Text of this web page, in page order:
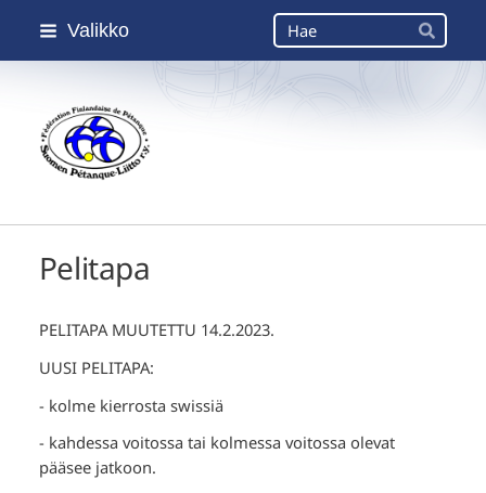
Siirry
Valikko Haku
Hae
Suomen Petanque-Liitto
Pelitapa
PELITAPA MUUTETTU 14.2.2023.
UUSI PELITAPA:
- kolme kierrosta swissiä
- kahdessa voitossa tai kolmessa voitossa olevat
pääsee jatkoon.